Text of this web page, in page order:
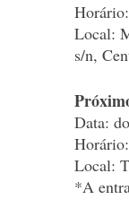
Local:
s/n,
Data:
Local:
*A